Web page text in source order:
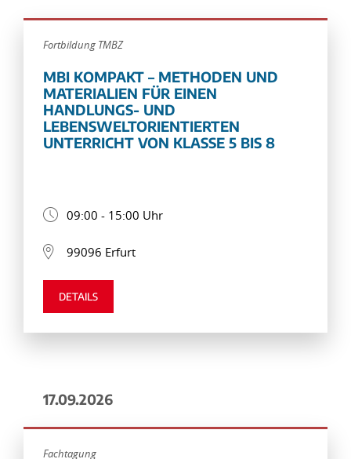
Fortbildung TMBZ
MBI KOMPAKT – METHODEN UND
MATERIALIEN FÜR EINEN
HANDLUNGS- UND
LEBENSWELTORIENTIERTEN
UNTERRICHT VON KLASSE 5 BIS 8
09:00 - 15:00 Uhr
99096 Erfurt
DETAILS
17.09.2026
Fachtagung